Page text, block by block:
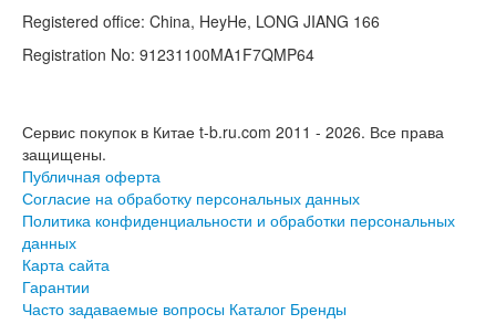
Registered office: China, HeyHe, LONG JIANG 166
Registration No: 91231100MA1F7QMP64
Сервис покупок в Китае t-b.ru.com 2011 - 2026. Все права
защищены.
Публичная оферта
Согласие на обработку персональных данных
Политика конфиденциальности и обработки персональных
данных
Карта сайта
Гарантии
Часто задаваемые вопросы Каталог Бренды